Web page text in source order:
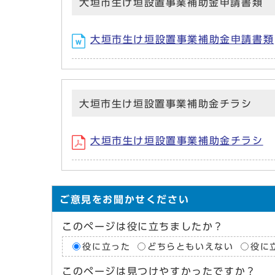
大垣市生け垣設置事業補助金申請書類
大垣市生け垣設置事業補助金申請書類
大垣市生け垣設置事業補助金チラシ
大垣市生け垣設置事業補助金チラシ
ご意見をお聞かせください
このページは役に立ちましたか？
役に立った どちらともいえない 役に
このページは見つけやすかったですか？